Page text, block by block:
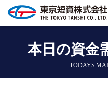
本日の資金
TODAYS